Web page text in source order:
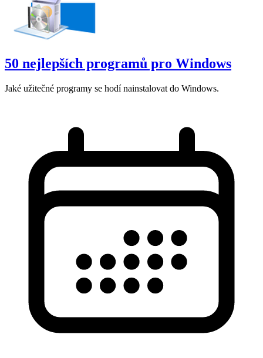
50 nejlepších programů pro Windows
Jaké užitečné programy se hodí nainstalovat do Windows.